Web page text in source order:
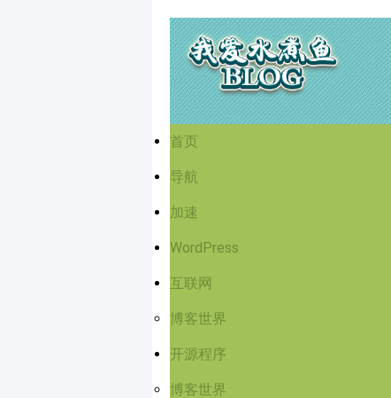
首页
导航
加速
WordPress
互联网
博客世界
开源程序
博客世界